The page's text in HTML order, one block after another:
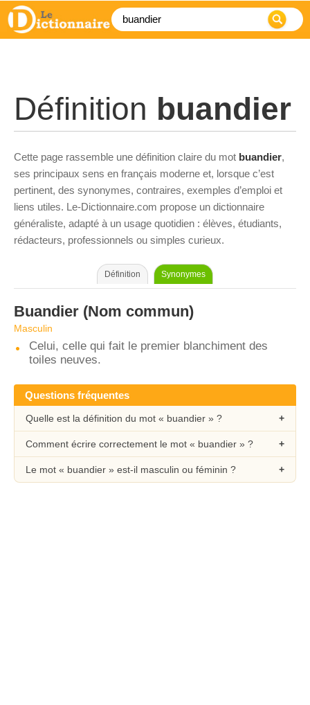
Définition buandier
Cette page rassemble une définition claire du mot buandier,
ses principaux sens en français moderne et, lorsque c’est
pertinent, des synonymes, contraires, exemples d’emploi et
liens utiles. Le-Dictionnaire.com propose un dictionnaire
généraliste, adapté à un usage quotidien : élèves, étudiants,
rédacteurs, professionnels ou simples curieux.
Définition Synonymes
Buandier (Nom commun)
Masculin
Celui, celle qui fait le premier blanchiment des
toiles neuves.
Questions fréquentes
Quelle est la définition du mot « buandier » ?
Comment écrire correctement le mot « buandier » ?
Le mot « buandier » est-il masculin ou féminin ?